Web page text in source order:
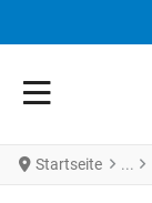
Startseite